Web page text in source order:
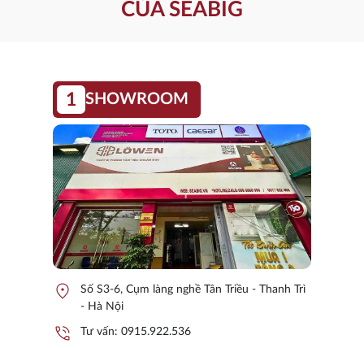
CỦA SEABIG
1 SHOWROOM
location_on
Số S3-6, Cụm làng nghề Tân Triều - Thanh Trì
- Hà Nội
phone_in_talk Tư vấn: 0915.922.536